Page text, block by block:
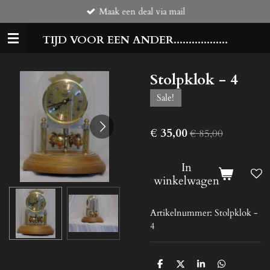
direct
naar
TIJD VOOR EEN ANDER..................
Maak een deal via mail
Stolpklok - 4
Sale!
€ 35,00€ 85,00
In
winkelwagen
Artikelnummer: Stolpklok -
4
D
D
S
D